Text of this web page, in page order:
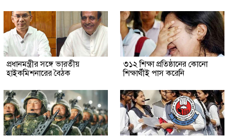
প্রধানমন্ত্রীর সঙ্গে ভারতীয়
হাইকমিশনারের বৈঠক
৩১২ শিক্ষা প্রতিষ্ঠানের কোনো
শিক্ষার্থীই পাস করেনি